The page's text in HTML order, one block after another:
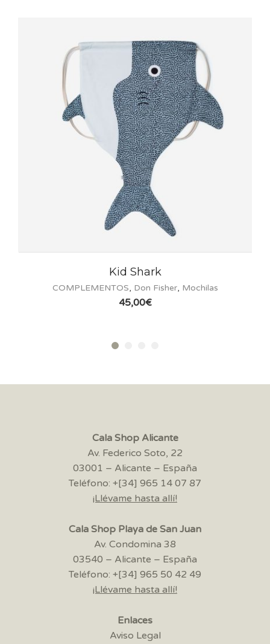
Kid Shark
COMPLEMENTOS,Don Fisher,Mochilas
45,00€
Cala Shop Alicante
Av. Federico Soto, 22
03001 – Alicante – España
Teléfono: +[34] 965 14 07 87
¡Llévame hasta allí!
Cala Shop Playa de San Juan
Av. Condomina 38
03540 – Alicante – España
Teléfono: +[34] 965 50 42 49
¡Llévame hasta allí!
Enlaces
Aviso Legal